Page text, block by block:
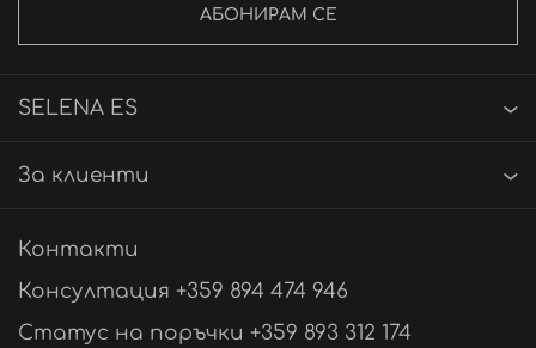
АБОНИРАМ СЕ
SELENA ES
За клиенти
Контакти
Консултация +359 894 474 946
Статус на поръчки +359 893 312 174